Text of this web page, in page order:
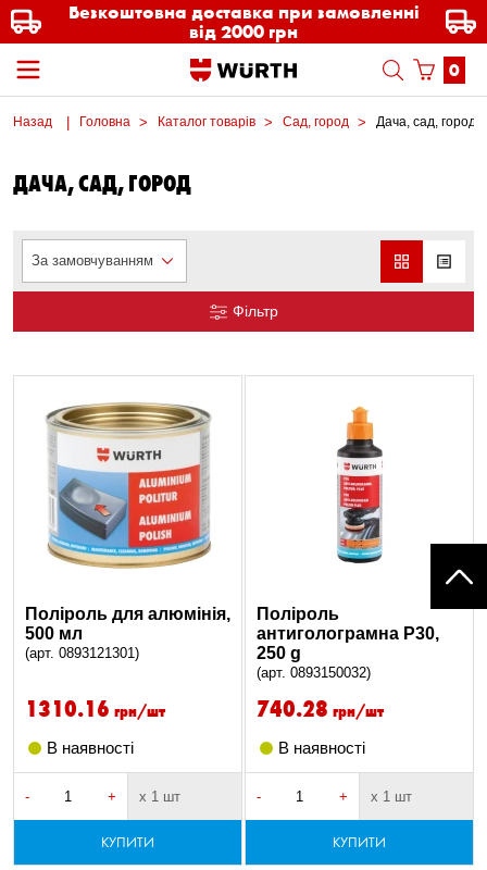
Безкоштовна доставка при замовленні
від 2000 грн
0
Назад Головна Каталог товарів Сад, город Дача, сад, город
ДАЧА, САД, ГОРОД
За замовчуванням
Фільтр
Поліроль для алюмінія,
500 мл
(арт. 0893121301)
1310.16 грн/шт
В наявності
- + х 1 шт
КУПИТИ
Поліроль
антиголограмна P30,
250 g
(арт. 0893150032)
740.28 грн/шт
В наявності
- + х 1 шт
КУПИТИ